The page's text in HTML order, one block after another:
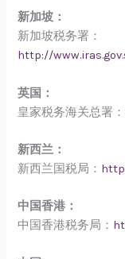
新加坡：
新加坡税务署：
http://
英国：
皇家税务海关总署：
新西兰：
新西兰国税局：
中国香港：
中国香港税务局：